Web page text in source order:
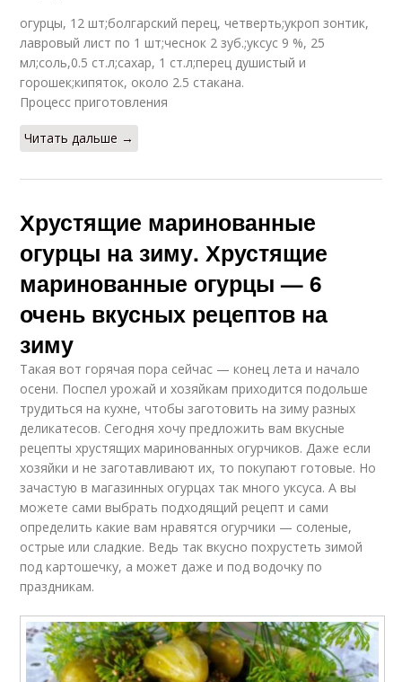
огурцы, 12 шт;болгарский перец, четверть;укроп зонтик,
лавровый лист по 1 шт;чеснок 2 зуб.;уксус 9 %, 25
мл;соль,0.5 ст.л;сахар, 1 ст.л;перец душистый и
горошек;кипяток, около 2.5 стакана.
Процесс приготовления
Читать дальше →
Хрустящие маринованные
огурцы на зиму. Хрустящие
маринованные огурцы — 6
очень вкусных рецептов на
зиму
Такая вот горячая пора сейчас — конец лета и начало
осени. Поспел урожай и хозяйкам приходится подольше
трудиться на кухне, чтобы заготовить на зиму разных
деликатесов. Сегодня хочу предложить вам вкусные
рецепты хрустящих маринованных огурчиков. Даже если
хозяйки и не заготавливают их, то покупают готовые. Но
зачастую в магазинных огурцах так много уксуса. А вы
можете сами выбрать подходящий рецепт и сами
определить какие вам нравятся огурчики — соленые,
острые или сладкие. Ведь так вкусно похрустеть зимой
под картошечку, а может даже и под водочку по
праздникам.